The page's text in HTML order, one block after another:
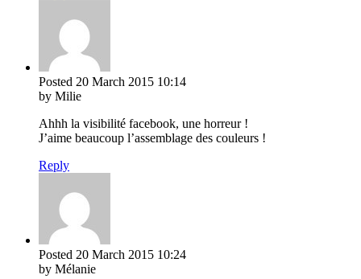
Posted 20 March 2015 10:14
by Milie
Ahhh la visibilité facebook, une horreur !
J’aime beaucoup l’assemblage des couleurs !
Reply
Posted 20 March 2015 10:24
by Mélanie